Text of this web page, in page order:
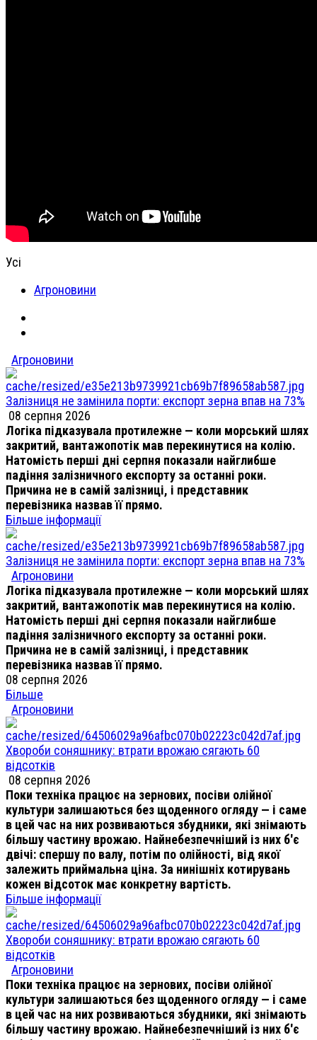
Усі
Агроновини
Агроновини
Залізниця не замінила порти: експорт зерна впав на 73%
08 серпня 2026
Логіка підказувала протилежне — коли морський шлях
закритий, вантажопотік мав перекинутися на колію.
Натомість перші дні серпня показали найглибше
падіння залізничного експорту за останні роки.
Причина не в самій залізниці, і представник
перевізника назвав її прямо.
Більше інформації
Залізниця не замінила порти: експорт зерна впав на 73%
Агроновини
Логіка підказувала протилежне — коли морський шлях
закритий, вантажопотік мав перекинутися на колію.
Натомість перші дні серпня показали найглибше
падіння залізничного експорту за останні роки.
Причина не в самій залізниці, і представник
перевізника назвав її прямо.
08 серпня 2026
Більше
Агроновини
Хвороби соняшнику: втрати врожаю сягають 60
відсотків
08 серпня 2026
Поки техніка працює на зернових, посіви олійної
культури залишаються без щоденного огляду — і саме
в цей час на них розвиваються збудники, які знімають
більшу частину врожаю. Найнебезпечніший із них б'є
двічі: спершу по валу, потім по олійності, від якої
залежить приймальна ціна. За нинішніх котирувань
кожен відсоток має конкретну вартість.
Більше інформації
Хвороби соняшнику: втрати врожаю сягають 60
відсотків
Агроновини
Поки техніка працює на зернових, посіви олійної
культури залишаються без щоденного огляду — і саме
в цей час на них розвиваються збудники, які знімають
більшу частину врожаю. Найнебезпечніший із них б'є